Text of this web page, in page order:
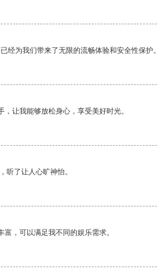
经为我们带来了无限的流畅体验和安全性保护
让我能够放松身心，享受美好时光。
听了让人心旷神怡。
，可以满足我不同的娱乐需求。